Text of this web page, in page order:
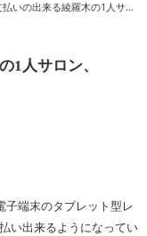
来る綾羅木の1人サロン、Bravery-hairです！
1人サロン、
端末のタブレット型レ
い出来るようになってい